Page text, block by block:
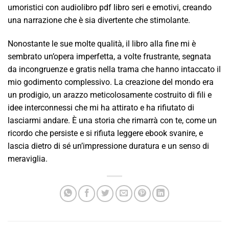
umoristici con audiolibro pdf libro seri e emotivi, creando
una narrazione che è sia divertente che stimolante.
Nonostante le sue molte qualità, il libro alla fine mi è
sembrato un’opera imperfetta, a volte frustrante, segnata
da incongruenze e gratis nella trama che hanno intaccato il
mio godimento complessivo. La creazione del mondo era
un prodigio, un arazzo meticolosamente costruito di fili e
idee interconnessi che mi ha attirato e ha rifiutato di
lasciarmi andare. È una storia che rimarrà con te, come un
ricordo che persiste e si rifiuta leggere ebook svanire, e
lascia dietro di sé un’impressione duratura e un senso di
meraviglia.